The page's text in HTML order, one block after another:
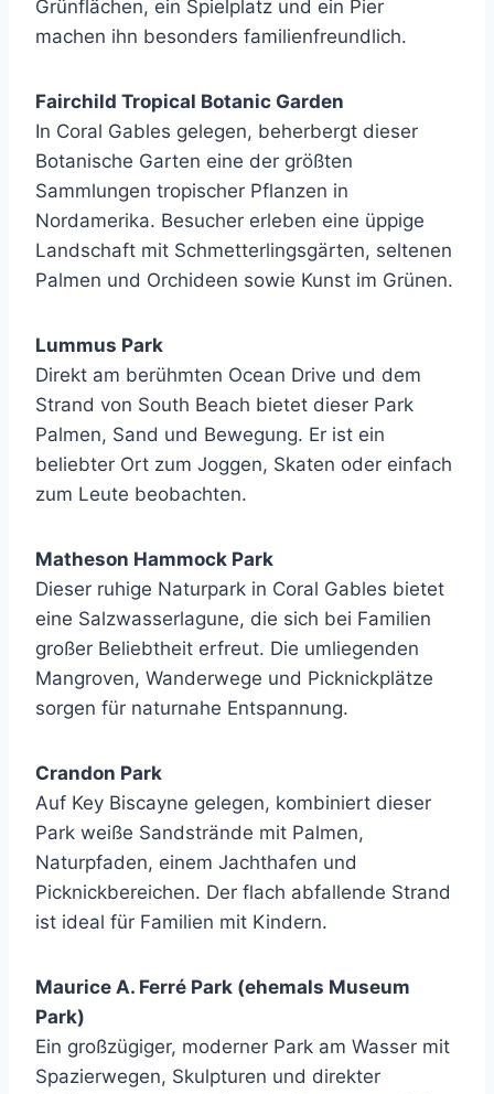
Grünflächen, ein Spielplatz und ein Pier
machen ihn besonders familienfreundlich.
Fairchild Tropical Botanic Garden
In Coral Gables gelegen, beherbergt dieser
Botanische Garten eine der größten
Sammlungen tropischer Pflanzen in
Nordamerika. Besucher erleben eine üppige
Landschaft mit Schmetterlingsgärten, seltenen
Palmen und Orchideen sowie Kunst im Grünen.
Lummus Park
Direkt am berühmten Ocean Drive und dem
Strand von South Beach bietet dieser Park
Palmen, Sand und Bewegung. Er ist ein
beliebter Ort zum Joggen, Skaten oder einfach
zum Leute beobachten.
Matheson Hammock Park
Dieser ruhige Naturpark in Coral Gables bietet
eine Salzwasserlagune, die sich bei Familien
großer Beliebtheit erfreut. Die umliegenden
Mangroven, Wanderwege und Picknickplätze
sorgen für naturnahe Entspannung.
Crandon Park
Auf Key Biscayne gelegen, kombiniert dieser
Park weiße Sandstrände mit Palmen,
Naturpfaden, einem Jachthafen und
Picknickbereichen. Der flach abfallende Strand
ist ideal für Familien mit Kindern.
Maurice A. Ferré Park (ehemals Museum
Park)
Ein großzügiger, moderner Park am Wasser mit
Spazierwegen, Skulpturen und direkter